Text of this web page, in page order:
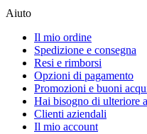
Aiuto
Il mio ordine
Spedizione e consegna
Resi e rimborsi
Opzioni di pagamento
Promozioni e buoni
Hai bisogno di ulteriore
Clienti aziendali
Il mio account